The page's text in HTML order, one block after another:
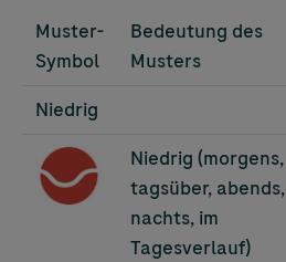
Muster-
Symbol
Bedeutung des
Musters
Niedrig
Image
Niedrig (morgens,
tagsüber, abends,
nachts, im
Tagesverlauf)